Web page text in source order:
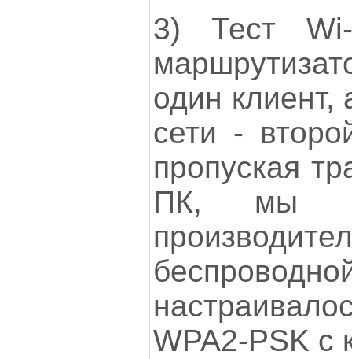
3) Тест
один клиент,
сети -
пропуская
ПК, мы
WPA2-PSK с